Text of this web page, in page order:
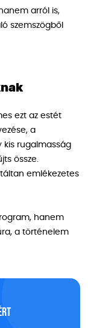
arról is,
szemszögből
ezt az estét
a
kis rugalmasság
össze.
emlékezetes
hanem
a történelem